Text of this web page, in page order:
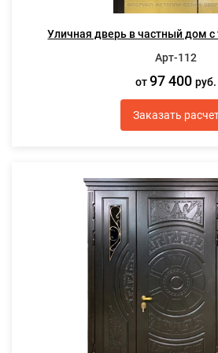
Уличная дверь в частный дом
Арт-112
от97 400руб.
Заказать